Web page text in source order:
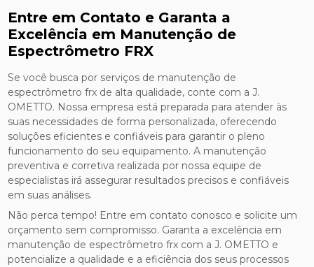
Entre em Contato e Garanta a
Excelência em Manutenção de
Espectrômetro FRX
Se você busca por serviços de manutenção de
espectrômetro frx de alta qualidade, conte com a J.
OMETTO. Nossa empresa está preparada para atender às
suas necessidades de forma personalizada, oferecendo
soluções eficientes e confiáveis para garantir o pleno
funcionamento do seu equipamento. A manutenção
preventiva e corretiva realizada por nossa equipe de
especialistas irá assegurar resultados precisos e confiáveis
em suas análises.
Não perca tempo! Entre em contato conosco e solicite um
orçamento sem compromisso. Garanta a excelência em
manutenção de espectrômetro frx com a J. OMETTO e
potencialize a qualidade e a eficiência dos seus processos